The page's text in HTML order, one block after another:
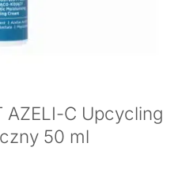
AZELI-C Upcycling
50 ml